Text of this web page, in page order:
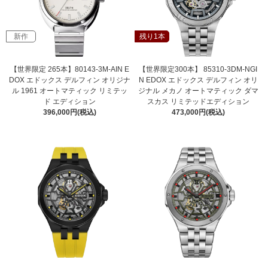
新作
【世界限定 265本】80143-3M-AIN E
DOX エドックス デルフィン オリジナ
ル 1961 オートマティック リミテッ
ド エディション
396,000円(税込)
残り1本
【世界限定300本】 85310-3DM-NGI
N EDOX エドックス デルフィン オリ
ジナル メカノ オートマティック ダマ
スカス リミテッドエディション
473,000円(税込)